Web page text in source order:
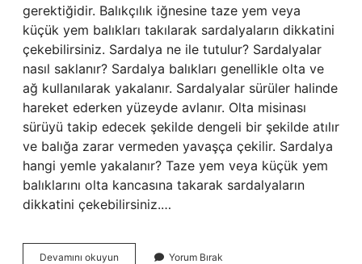
gerektiğidir. Balıkçılık iğnesine taze yem veya
küçük yem balıkları takılarak sardalyaların dikkatini
çekebilirsiniz. Sardalya ne ile tutulur? Sardalyalar
nasıl saklanır? Sardalya balıkları genellikle olta ve
ağ kullanılarak yakalanır. Sardalyalar sürüler halinde
hareket ederken yüzeyde avlanır. Olta misinası
sürüyü takip edecek şekilde dengeli bir şekilde atılır
ve balığa zarar vermeden yavaşça çekilir. Sardalya
hangi yemle yakalanır? Taze yem veya küçük yem
balıklarını olta kancasına takarak sardalyaların
dikkatini çekebilirsiniz.…
Devamını okuyun Sardalya
Yorum Bırak